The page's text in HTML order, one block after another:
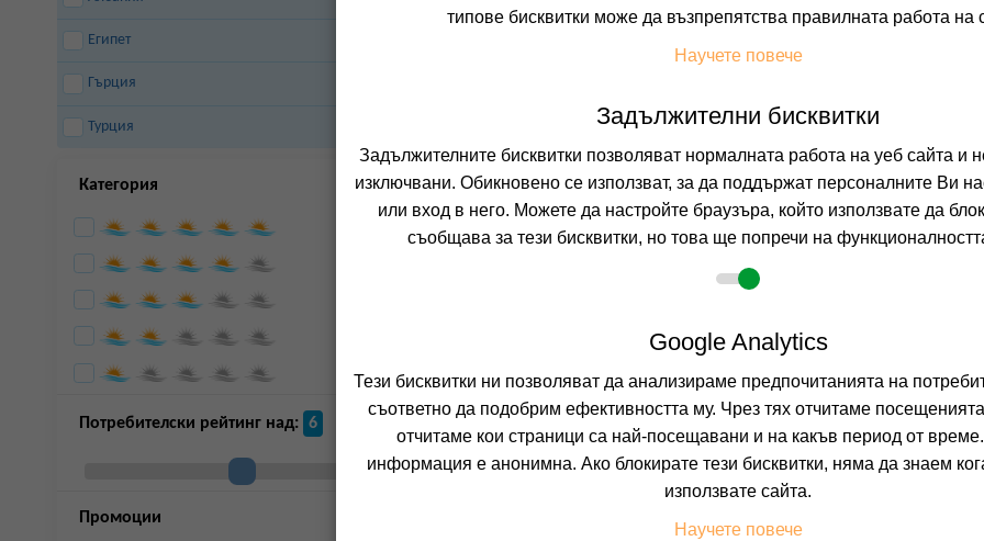
Кранево
Павел Баня
Сандански
Сапарева Баня
София
Слънчев Бряг
Трявна
Царево
Цигов Чарк
Велико Търново
Велинград
Египет
Гърция
Турция
Категория
Потребителски рейтинг над: 6
Промоции
до -19%настаняване от 01.12 до 31.03
7=6
ЛИОН
БОРОВЕЦ,
9.6
(от 7
Пълно описание
САМОКОВ
типове бисквитки може да възпрепятства правилната работа на
Научете повече
Задължителни бисквитки
Задължителните бисквитки позволяват нормалната работа на уеб сайта и
изключвани. Обикновено се използват, за да поддържат персоналните Ви
или вход в него. Можете да настройте браузъра, който използвате да
съобщава за тези бисквитки, но това ще попречи на
Google Analytics
Тези бисквитки ни позволяват да анализираме предпочитанията на
съответно да подобрим ефективността му. Чрез тях отчитаме
отчитаме кои страници са най-посещавани и на какъв период от
информация е анонимна. Ако блокирате тези бисквитки, няма да знаем
използвате сайта.
Научете повече